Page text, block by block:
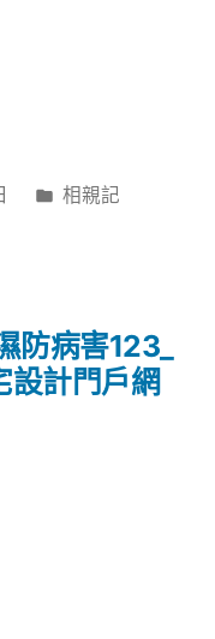
分
相親記
病害123_
設計門戶網